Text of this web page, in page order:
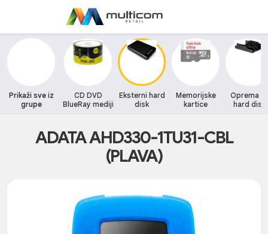
Prikaži sve iz
grupe
CD DVD
BlueRay mediji
Eksterni hard
disk
Memorijske
kartice
Oprema
hard disk
ADATA AHD330-1TU31-CBL
(PLAVA)